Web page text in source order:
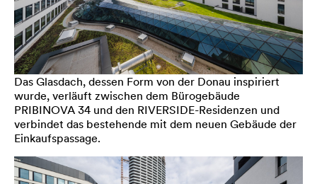
Das Glasdach, dessen Form von der Donau inspiriert
wurde, verläuft zwischen dem Bürogebäude
PRIBINOVA 34 und den RIVERSIDE-Residenzen und
verbindet das bestehende mit dem neuen Gebäude der
Einkaufspassage.